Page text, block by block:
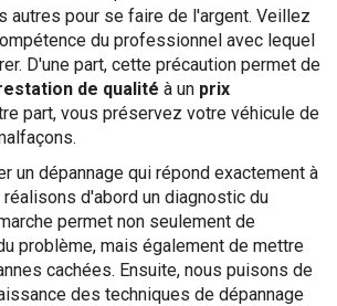
autres pour se faire de l'argent. Veillez
du professionnel avec lequel
D'une part, cette précaution permet de
de qualité à un prix
part, vous préservez votre véhicule de
un dépannage qui répond exactement à
d'abord un diagnostic du
permet non seulement de
problème, mais également de mettre
cachées. Ensuite, nous puisons de
des techniques de dépannage